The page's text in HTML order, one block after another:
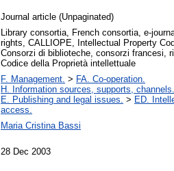
Journal article (Unpaginated)
Library consortia, French consortia, e-
rights, CALLIOPE, Intellectual Property
Consorzi di biblioteche, consorzi francesi,
Codice della Proprietà intellettuale
F. Management. > FA. Co-operation.
H. Information sources, supports, channels.
E. Publishing and legal issues. > ED.
access.
Maria Cristina Bassi
28 Dec 2003